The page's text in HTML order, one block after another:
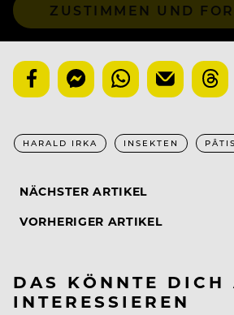
ZUSTIMMEN UND
HARALD IRKA INSEKTEN
NÄCHSTER ARTIKEL
VORHERIGER ARTIKEL
DAS KÖNNTE DICH
INTERESSIEREN